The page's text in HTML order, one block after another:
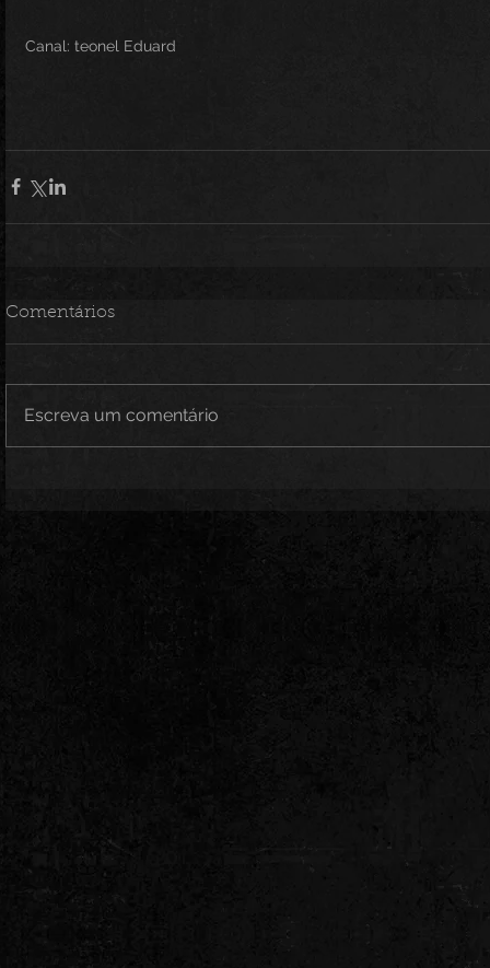
Canal: teonel Eduard
Comentários
Escreva um comentário